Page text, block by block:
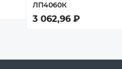
ЛП4060К
3 062,96 ₽